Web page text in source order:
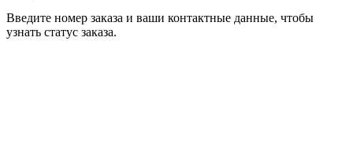
Введите номер заказа и ваши контактные данные, чтобы
узнать статус заказа.